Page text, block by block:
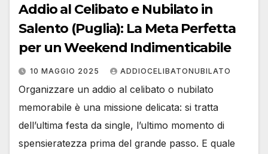
Addio al Celibato e Nubilato in
Salento (Puglia): La Meta Perfetta
per un Weekend Indimenticabile
10 MAGGIO 2025 ADDIOCELIBATONUBILATO
Organizzare un addio al celibato o nubilato
memorabile è una missione delicata: si tratta
dell’ultima festa da single, l’ultimo momento di
spensieratezza prima del grande passo. E quale